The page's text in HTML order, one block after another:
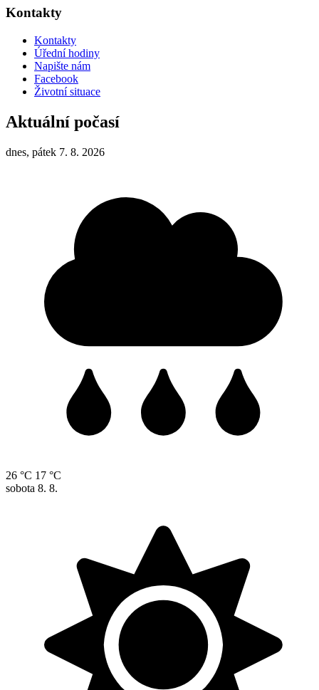
Kontakty
Kontakty
Úřední hodiny
Napište nám
Facebook
Životní situace
Aktuální počasí
dnes, pátek 7. 8. 2026
26 °C 17 °C
sobota 8. 8.